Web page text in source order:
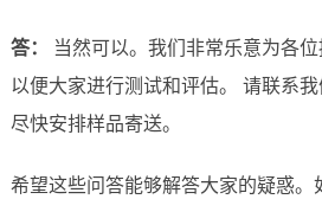
答：
当然可以。我们非常乐意为各位
以便大家进行测试和评估。 请联系
尽快安排样品寄送。
希望这些问答能够解答大家的疑惑。